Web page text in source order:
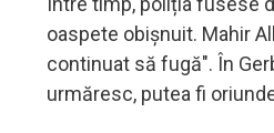
oaspete obișnuit. Mahir
continuat să fugă". În
urmăresc, putea fi